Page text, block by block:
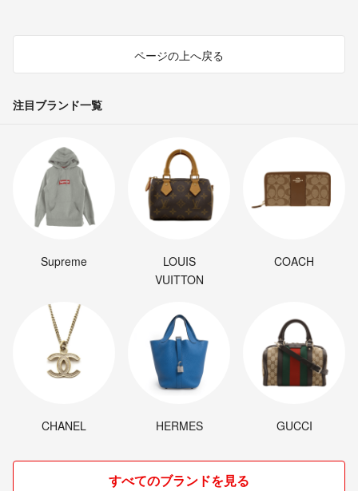
ページの上へ戻る
注目ブランド一覧
Supreme
LOUIS
VUITTON
COACH
CHANEL HERMES GUCCI
すべてのブランドを見る